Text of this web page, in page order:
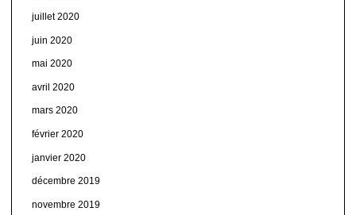
juillet 2020
juin 2020
mai 2020
avril 2020
mars 2020
février 2020
janvier 2020
décembre 2019
novembre 2019